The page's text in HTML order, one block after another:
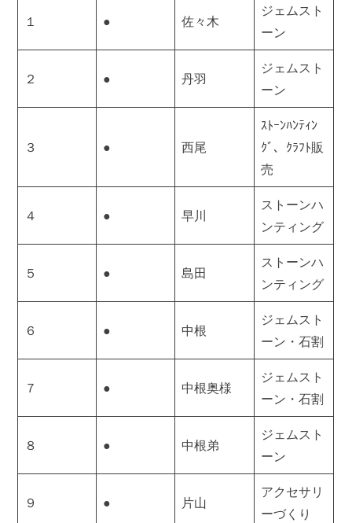
１ ● 佐々木
ジェムスト
ーン
２ ● 丹羽
ジェムスト
ーン
３ ● 西尾
ｽﾄｰﾝﾊﾝﾃｨﾝ
ｸﾞ、ｸﾗﾌﾄ販
売
４ ● 早川
ストーンハ
ンティング
５ ● 島田
ストーンハ
ンティング
６ ● 中根
ジェムスト
ーン・石割
７ ● 中根奥様
ジェムスト
ーン・石割
８ ● 中根弟
ジェムスト
ーン
９ ● 片山
アクセサリ
ーづくり